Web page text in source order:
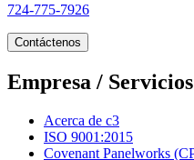
724-775-7926
Contáctenos
Empresa /
Acerca de c3
ISO 9001:2015
Covenant Panelworks